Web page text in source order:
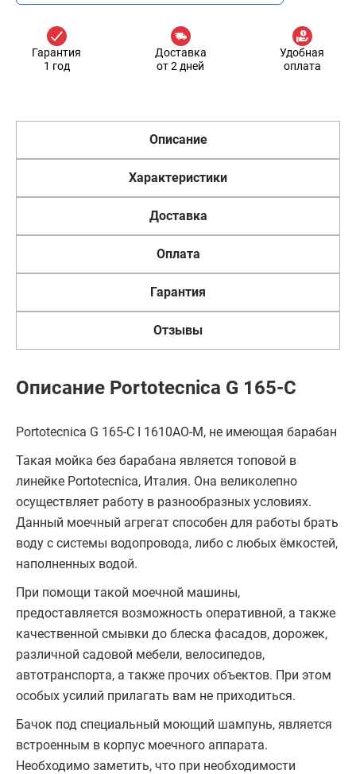
Гарантия
1 год
Доставка
от 2 дней
Удобная
оплата
Описание
Характеристики
Доставка
Оплата
Гарантия
Отзывы
Описание Portotecnica G 165-C
Portotecnica G 165-C I 1610AO-M, не имеющая барабан
Такая мойка без барабана является топовой в
линейке Portotecnica, Италия. Она великолепно
осуществляет работу в разнообразных условиях.
Данный моечный агрегат способен для работы брать
воду с системы водопровода, либо с любых ёмкостей,
наполненных водой.
При помощи такой моечной машины,
предоставляется возможность оперативной, а также
качественной смывки до блеска фасадов, дорожек,
различной садовой мебели, велосипедов,
автотранспорта, а также прочих объектов. При этом
особых усилий прилагать вам не приходиться.
Бачок под специальный моющий шампунь, является
встроенным в корпус моечного аппарата.
Необходимо заметить, что при необходимости